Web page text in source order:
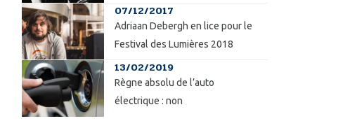
07/12/2017
Adriaan Debergh en lice pour le
Festival des Lumières 2018
13/02/2019
Règne absolu de l’auto
électrique : non